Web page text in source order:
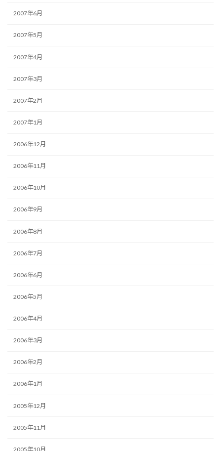
2007年6月
2007年5月
2007年4月
2007年3月
2007年2月
2007年1月
2006年12月
2006年11月
2006年10月
2006年9月
2006年8月
2006年7月
2006年6月
2006年5月
2006年4月
2006年3月
2006年2月
2006年1月
2005年12月
2005年11月
2005年10月